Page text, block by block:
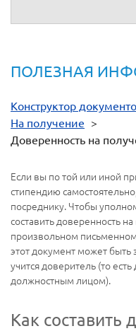
ПОЛЕЗНАЯ
Конструктор
На получение >
Доверенность на
Если вы по той или иной
стипендию
посреднику. Чтобы
составить доверенность
произвольном
этот документ может
учится доверитель (то
должностным лицом).
Как составить